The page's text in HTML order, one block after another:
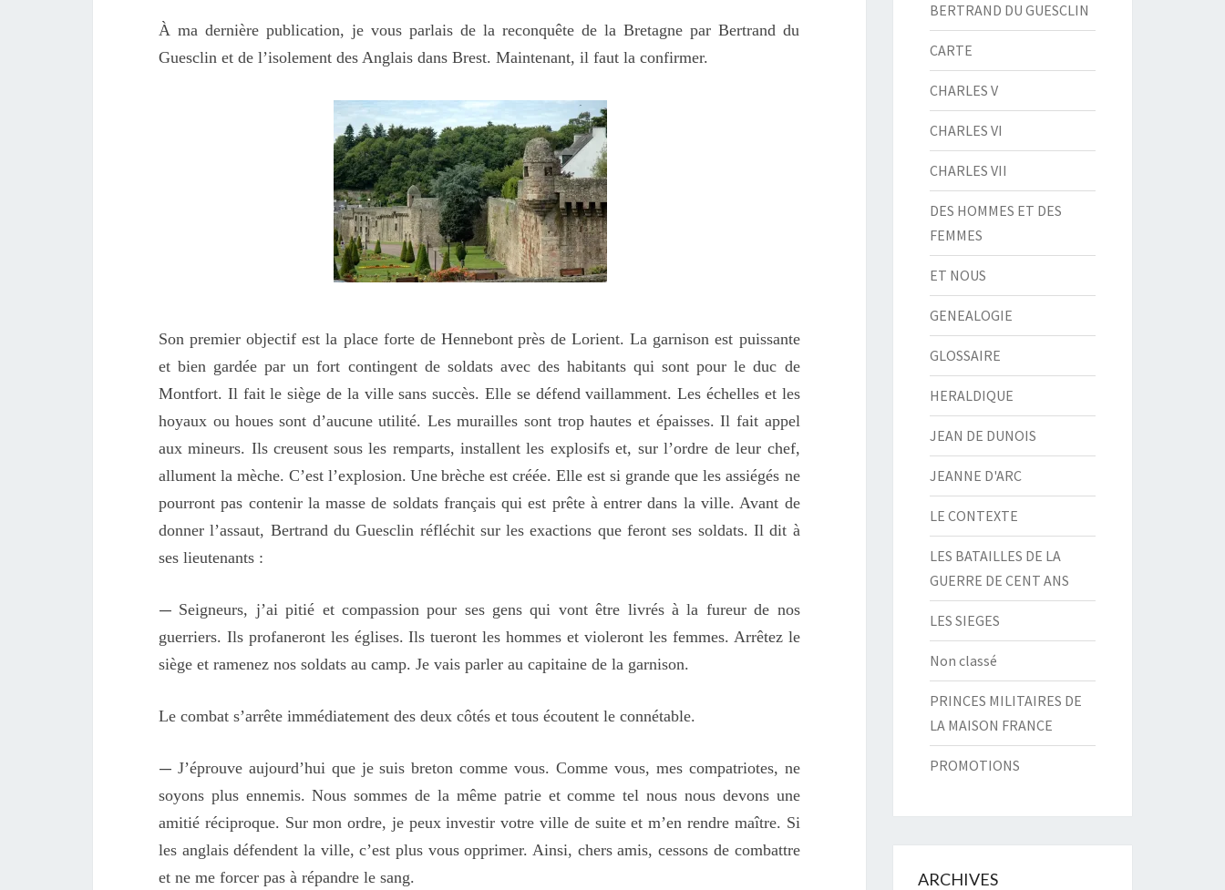
À ma dernière publication, je vous parlais de la reconquête de la Bretagne par Bertrand du
Guesclin et de l’isolement des Anglais dans Brest. Maintenant, il faut la confirmer.
Sonpremierobjectif est la place forte de Hennebont près de Lorient.La garnison est puissante
et bien gardée parun fort contingent de soldats avec des habitantsqui sont pour le duc de
Montfort. Il fait le siège de la ville sans succès. Elle se défend vaillamment.Les échelles et les
hoyaux ou houes sont d’aucune utilité. Les murailles sont trop hautes et épaisses.Il fait appel
aux mineurs. Ilscreusent sous les remparts, installent les explosifset, sur l’ordre de leur chef,
allument la mèche. C’est l’explosion. Une brècheest créée. Elle est si grandequeles assiégés ne
pourront pas contenir la masse de soldats français quiest prêteà entrer dans la ville.Avant de
donner l’assaut, Bertrand du Guesclin réfléchit sur les exactions queferont ses soldats. Il dit à
ses lieutenants :
— Seigneurs, j’ai pitié et compassion pour ses gens qui vont être livrés à la fureur de nos
guerriers. Ils profaneront les églises. Ils tueront les hommes et violeront les femmes. Arrêtez le
siège et ramenez nos soldats au camp. Je vais parler au capitaine de la garnison.
Le combat s’arrête immédiatement des deux côtés et tous écoutent le connétable.
— J’éprouve aujourd’hui que je suis breton comme vous. Comme vous, mes compatriotes, ne
soyons plus ennemis. Nous sommes de la même patrie et comme tel nous nous devons une
amitié réciproque. Sur mon ordre, je peux investir votre ville de suite et m’en rendre maître. Si
les anglais défendent la ville, c’est plus vous opprimer. Ainsi, chers amis, cessons de combattre
et ne me forcer pas à répandre le sang.
BERTRAND DU GUESCLIN
CARTE
CHARLES V
CHARLES VI
CHARLES VII
DES HOMMES ET DES
FEMMES
ET NOUS
GENEALOGIE
GLOSSAIRE
HERALDIQUE
JEAN DE DUNOIS
JEANNE D'ARC
LE CONTEXTE
LES BATAILLES DE LA
GUERRE DE CENT ANS
LES SIEGES
Non classé
PRINCES MILITAIRES DE
LA MAISON FRANCE
PROMOTIONS
ARCHIVES